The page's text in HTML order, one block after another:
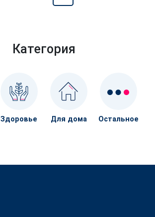
Категория
Здоровье Для дома Остальное